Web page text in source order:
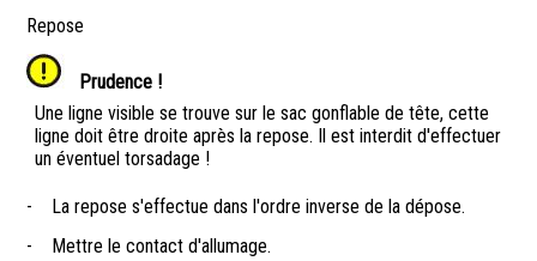
Repose
Prudence !
Une ligne visible se trouve sur le sac gonflable de tête, cette
ligne doit être droite après la repose. Il est interdit d'effectuer
un éventuel torsadage !
-
La repose s'effectue dans l'ordre inverse de la dépose.
-
Mettre le contact d'allumage.